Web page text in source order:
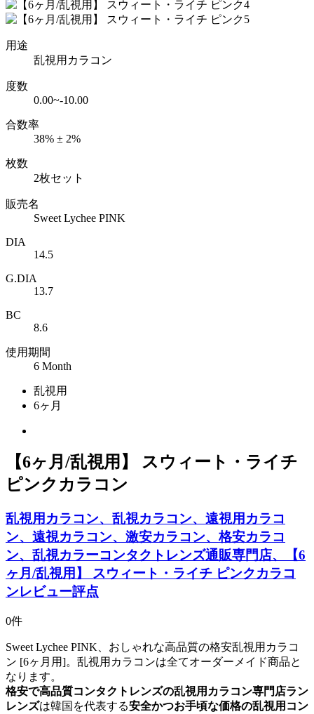
用途
乱視用カラコン
度数
0.00~-10.00
合数率
38% ± 2%
枚数
2枚セット
販売名
Sweet Lychee PINK
DIA
14.5
G.DIA
13.7
BC
8.6
使用期間
6 Month
乱視用
6ヶ月
【6ヶ月/乱視用】 スウィート・ライチ
ピンクカラコン
乱視用カラコン、乱視カラコン、遠視用カラコ
ン、遠視カラコン、激安カラコン、格安カラコ
ン、乱視カラーコンタクトレンズ通販専門店、【6
ヶ月/乱視用】 スウィート・ライチ ピンクカラコ
ンレビュー評点
0件
Sweet Lychee PINK、おしゃれな高品質の格安乱視用カラコ
ン [6ヶ月用]。乱視用カラコンは全てオーダーメイド商品と
なります。
格安で高品質コンタクトレンズの乱視用カラコン専門店ラン
レンズは韓国を代表する安全かつお手頃な価格の乱視用コン